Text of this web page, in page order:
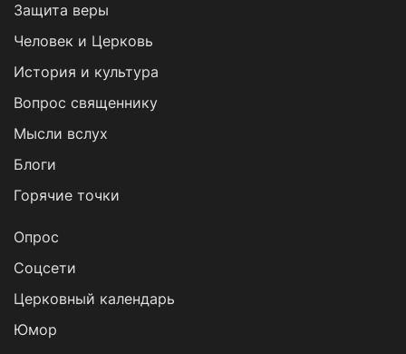
Защита веры
Человек и Церковь
История и культура
Вопрос священнику
Мысли вслух
Блоги
Горячие точки
Опрос
Cоцсети
Церковный календарь
Юмор